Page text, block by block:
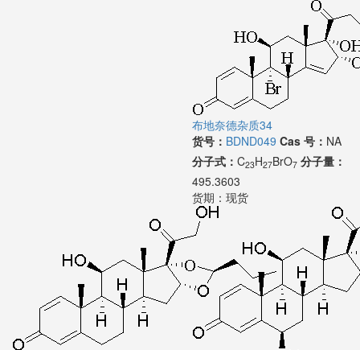
布地奈德杂质34
货号： BDND049 Cas 号： NA
分子式： C23H27BrO7 分子量：
495.3603
货期： 现货